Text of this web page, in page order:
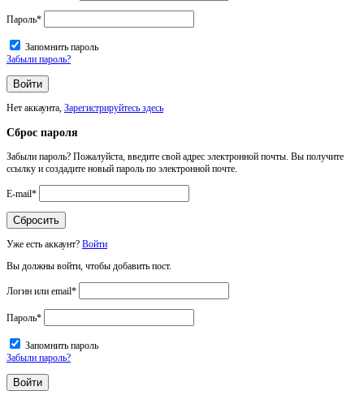
Пароль*
Запомнить пароль
Забыли пароль?
Нет аккаунта, Зарегистрируйтесь здесь
Сброс пароля
Забыли пароль? Пожалуйста, введите свой адрес электронной почты. Вы получите
ссылку и создадите новый пароль по электронной почте.
E-mail*
Уже есть аккаунт? Войти
Вы должны войти, чтобы добавить пост.
Логин или email*
Пароль*
Запомнить пароль
Забыли пароль?